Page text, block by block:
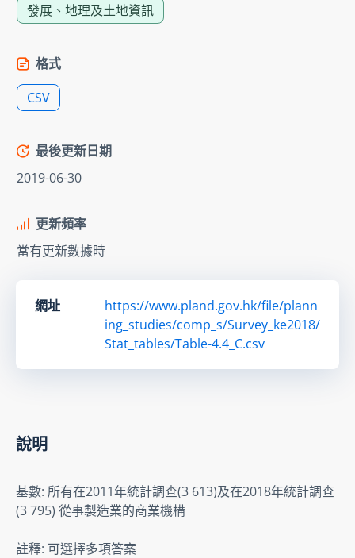
發展、地理及土地資訊
格式
CSV
最後更新日期
2019-06-30
更新頻率
當有更新數據時
網址
https://www.pland.gov.hk/file/plann
ing_studies/comp_s/Survey_ke2018/
Stat_tables/Table-4.4_C.csv
說明
基數: 所有在2011年統計調查(3 613)及在2018年統計調查
(3 795) 從事製造業的商業機構
註釋: 可選擇多項答案